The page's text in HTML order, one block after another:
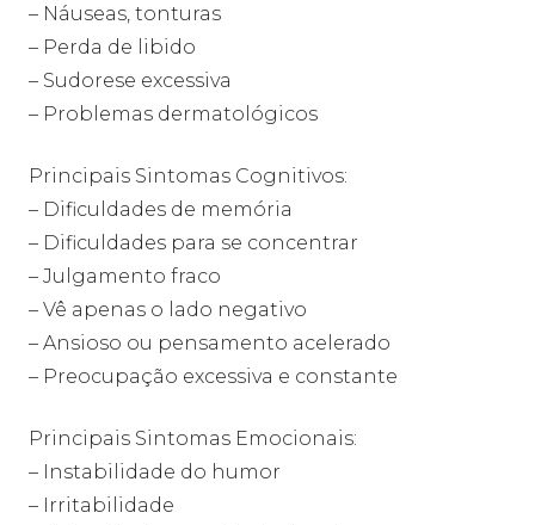
– Náuseas, tonturas
– Perda de libido
– Sudorese excessiva
– Problemas dermatológicos
Principais Sintomas Cognitivos:
– Dificuldades de memória
– Dificuldades para se concentrar
– Julgamento fraco
– Vê apenas o lado negativo
– Ansioso ou pensamento acelerado
– Preocupação excessiva e constante
Principais Sintomas Emocionais:
– Instabilidade do humor
– Irritabilidade